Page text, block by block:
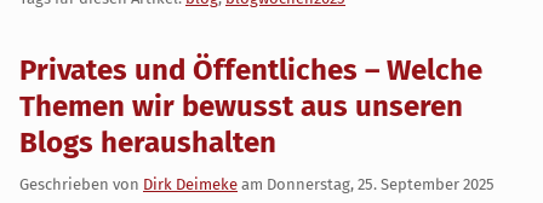
Privates und Öffentliches – Welche
Themen wir bewusst aus unseren
Blogs heraushalten
Geschrieben von Dirk Deimeke am Donnerstag, 25. September 2025